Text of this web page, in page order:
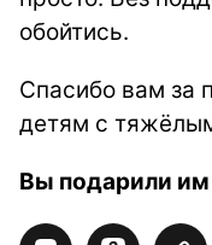
обойтись.
Спасибо вам за
детям с
Вы подарили им